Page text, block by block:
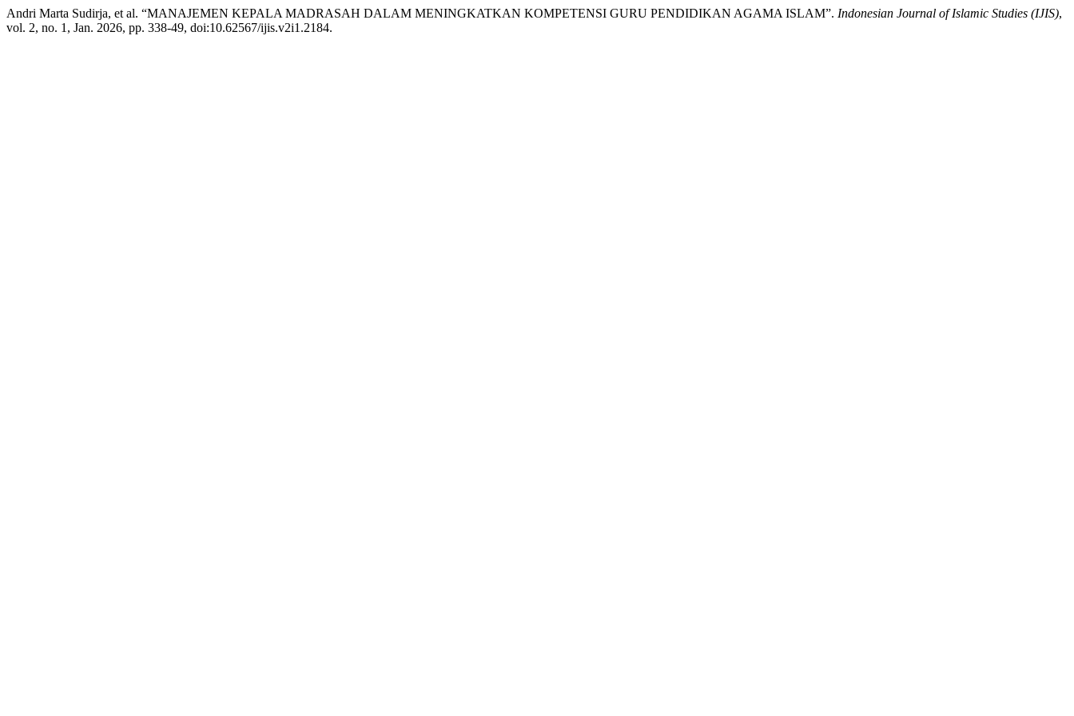
Andri Marta Sudirja, et al. “MANAJEMEN KEPALA MADRASAH DALAM MENINGKATKAN KOMPETENSI GURU PENDIDIKAN AGAMA ISLAM”. Indonesian Journal of Islamic Studies (IJIS),
vol. 2, no. 1, Jan. 2026, pp. 338-49, doi:10.62567/ijis.v2i1.2184.